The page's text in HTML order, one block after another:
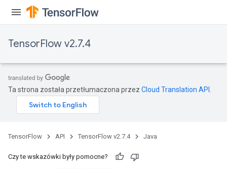
TensorFlow v2.7.4
Ta strona została przetłumaczona przez Cloud Translation API
TensorFlow API TensorFlow v2.7.4 Java
Czy te wskazówki były pomocne?